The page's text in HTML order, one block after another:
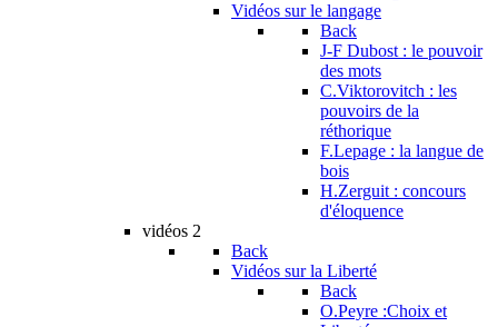
Vidéos sur le langage
Back
J-F Dubost : le pouvoir
des mots
C.Viktorovitch : les
pouvoirs de la
réthorique
F.Lepage : la langue de
bois
H.Zerguit : concours
d'éloquence
vidéos 2
Back
Vidéos sur la Liberté
Back
O.Peyre :Choix et